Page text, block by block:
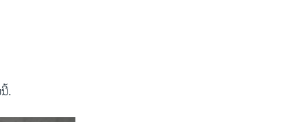
.